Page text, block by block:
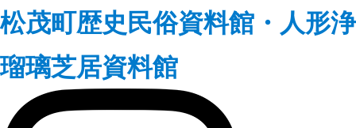
松茂町歴史民俗資料館・人形浄
瑠璃芝居資料館